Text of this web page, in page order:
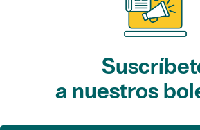
a nuestros